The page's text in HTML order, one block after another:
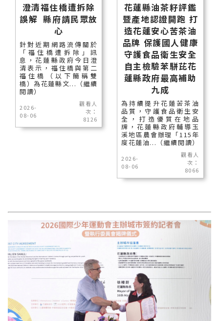
澄清福住橋遭拆除
誤解 縣府請民眾放
心
針對近期網路流傳關於
「福住橋遭拆除」訊
息，花蓮縣政府今日澄
清表示，福住橋與第二
福住橋（以下簡稱雙
橋）為花蓮縣文...（繼續
閱讀）
2026-
08-06
觀看人
次：
8126
花蓮縣油茶籽評鑑
暨產地認證開跑 打
造花蓮安心苦茶油
品牌 保護國人健康
守護食品衛生安全
自主檢驗苯駢芘花
蓮縣政府最高補助
九成
為持續提升花蓮苦茶油
品質，守護食品衛生安
全，打造優質在地品
牌，花蓮縣政府輔導玉
溪地區農會辦理「115年
度花蓮油...（繼續閱讀）
2026-
08-06
觀看人
次：
8066